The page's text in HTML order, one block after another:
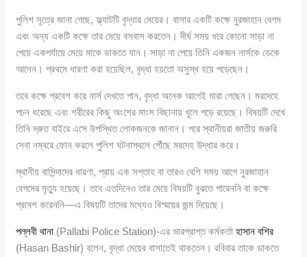
পুলিশ সূত্রে জানা গেছে, ফ্ল্যাটটি বৃদ্ধার মেয়ের। বাসার একটি কক্ষে নুরজাহান বেগম
এবং অন্য একটি কক্ষে তার মেয়ে বসবাস করতেন। দীর্ঘ সময় ধরে কোনো সাড়া না
পেয়ে একপর্যায়ে মেয়ে মাকে ডাকতে যান। সাড়া না পেয়ে তিনি একজন নার্সকে ডেকে
আনেন। প্রথমে ধারণা করা হয়েছিল, বৃদ্ধা হয়তো অসুস্থ হয়ে পড়েছেন।
তবে কক্ষে প্রবেশ করে নার্স দেখতে পান, বৃদ্ধা অনেক আগেই মারা গেছেন। মরদেহে
পচন ধরেছে এবং শরীরের কিছু অংশের মাংস বিছানায় খুলে পড়ে রয়েছে। বিষয়টি দেখে
তিনি দ্রুত বাইরে এসে উপস্থিত লোকজনকে জানান। পরে স্থানীয়রা জাতীয় জরুরি
সেবা নম্বরে ফোন করলে পুলিশ ঘটনাস্থলে পৌঁছে মরদেহ উদ্ধার করে।
স্থানীয় বাসিন্দাদের ধারণা, প্রায় এক সপ্তাহ বা তারও বেশি সময় আগে নুরজাহান
বেগমের মৃত্যু হয়েছে। তবে এতদিনেও তার মেয়ে বিষয়টি বুঝতে পারেননি বা কক্ষে
প্রবেশ করেননি—এ বিষয়টি তাদের মধ্যেও বিস্ময়ের জন্ম দিয়েছে।
পল্লবী থানা (Pallabi Police Station)-এর ভারপ্রাপ্ত কর্মকর্তাহাসান বশির
(Hasan Bashir) বলেন, বৃদ্ধা মেয়ের বাসাতেই থাকতেন। রবিবার তাকে ডাকতে